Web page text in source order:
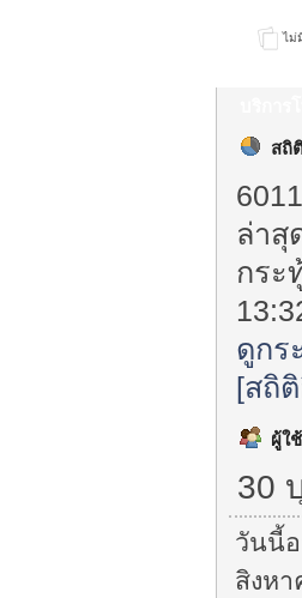
ไม่
สถิ
ล่าสุ
กระ
ดูกร
[สถิ
ผู้ใ
30
วันนี้
สิงหา